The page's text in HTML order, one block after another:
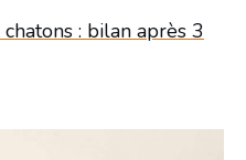
: bilan après 3